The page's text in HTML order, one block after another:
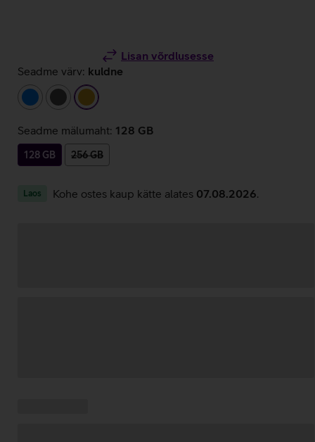
Lisan võrdlusesse
Seadme värv: kuldne
sinine
tumehallkuldne
Seadme mälumaht: 128 GB
128 GB 256 GB
Laos Kohe ostes kaup kätte alates 07.08.2026